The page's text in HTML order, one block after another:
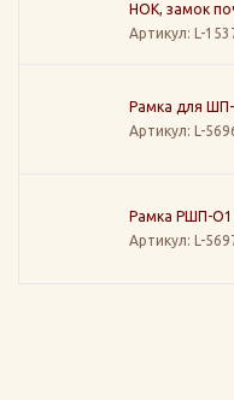
НОК, замок
Артикул: L-
Рамка для
Артикул: L-
Рамка РШП-О1
Артикул: L-